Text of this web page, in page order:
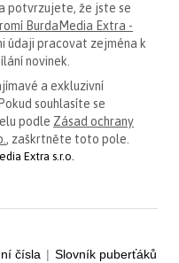
potvrzujete, že jste se
BurdaMedia Extra -
údaji pracovat zejména k
novinek.
a exkluzivní
souhlasíte se
podle Zásad ochrany
, zaškrtněte toto pole.
Extra s.r.o.
čísla | Slovník puberťáků